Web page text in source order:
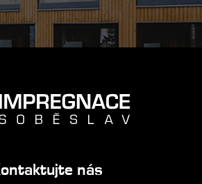
nás